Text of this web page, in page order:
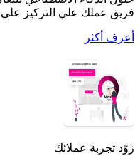
فريق عملك علي التركيز علي
أعرف أكثر
زوّد تجربة عملائك